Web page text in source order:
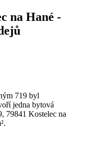
na Hané -
719 byl
jedna bytová
79841 Kostelec na